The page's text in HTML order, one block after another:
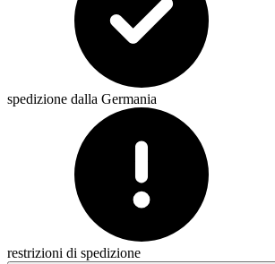
spedizione dalla Germania
restrizioni di spedizione